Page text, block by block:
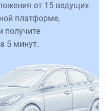
от 15 ведущих
платформе,
получите
5 минут.